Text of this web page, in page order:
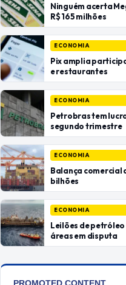
Ninguém acerta
R$ 165 milhões
ECONOMIA
Pix amplia
e restaurantes
ECONOMIA
Petrobras tem
segundo trimestre
ECONOMIA
Balança comercial
bilhões
ECONOMIA
Leilões de
áreas em disputa